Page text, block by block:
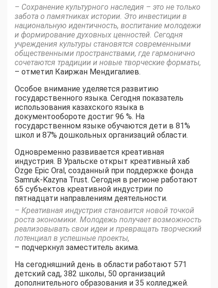
– Сохранение культурного наследия – это не только
забота о памятниках истории. Это инвестиции в
национальную идентичность, воспитание молодежи
и формирование духовных ценностей. Сегодня
учреждения культуры становятся современными
общественными пространствами, где гармонично
сочетаются традиции и новые творческие форматы,
– отметил Каиржан Мендигалиев.
Особое внимание уделяется развитию
государственного языка. Сегодня показатель
использования казахского языка в
документообороте достиг 96 %. На
государственном языке обучаются дети в 81%
школ и 87% дошкольных организаций области.
Одновременно развивается креативная
индустрия. В Уральске открыт креативный хаб
Özge Epic Oral, созданный при поддержке фонда
Samruk-Kazyna Trust. Сегодня в регионе работают
65 субъектов креативной индустрии по
пятнадцати направлениям деятельности.
– Креативная индустрия становится новой точкой
роста экономики. Молодежь получает возможность
реализовывать свои идеи и превращать творческий
потенциал в успешные проекты,
– подчеркнул заместитель акима.
На сегодняшний день в области работают 571
детский сад, 382 школы, 50 организаций
дополнительного образования и 35 колледжей.